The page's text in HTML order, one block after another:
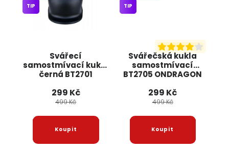
Svářecí
samostmívací kukla
černá BT2701
TIP
299 Kč
499 Kč
Svářečská kukla
samostmívací
BT2705 ONDRAGON
TIP
299 Kč
499 Kč